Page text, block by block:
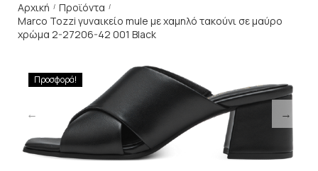
Αρχική / Προϊόντα /
Marco Tozzi γυναικείο mule με χαμηλό τακούνι σε μαύρο
χρώμα 2-27206-42 001 Black
Προσφορά!